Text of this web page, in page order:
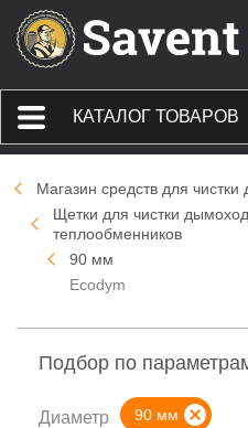
КАТАЛОГ ТОВАРОВ
Магазин средств для
Щетки для чистки
теплообменников
90 мм
Ecodym
Подбор по
Диаметр 90 мм